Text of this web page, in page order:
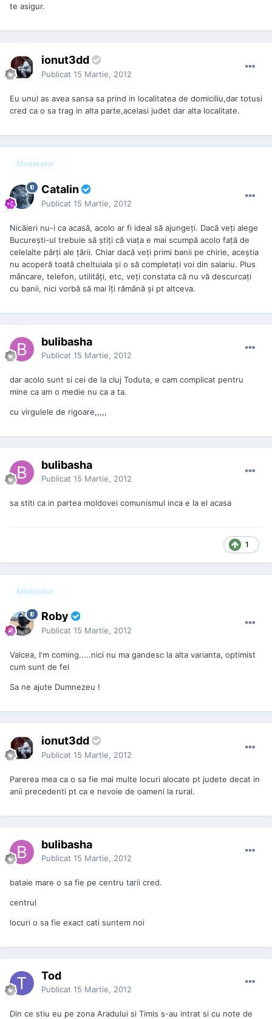
te asigur.
ionut3dd
Publicat 15 Martie, 2012
Eu unul as avea sansa sa prind in localitatea de domiciliu,dar totusi
cred ca o sa trag in alta parte,acelasi judet dar alta localitate.
Moderator
Catalin
Publicat 15 Martie, 2012
Nicăieri nu-i ca acasă, acolo ar fi ideal să ajungeți. Dacă veți alege
București-ul trebuie să știți că viața e mai scumpă acolo față de
celelalte părți ale țării. Chiar dacă veți primi banii pe chirie, aceștia
nu acoperă toată cheltuiala și o să completați voi din salariu. Plus
mâncare, telefon, utilități, etc, veți constata că nu vă descurcați
cu banii, nici vorbă să mai îți rămână și pt altceva.
bulibasha
Publicat 15 Martie, 2012
dar acolo sunt si cei de la cluj Toduta, e cam complicat pentru
mine ca am o medie nu ca a ta.
cu virgulele de rigoare,,,,,
bulibasha
Publicat 15 Martie, 2012
sa stiti ca in partea moldovei comunismul inca e la el acasa
1
Moderator
Roby
Publicat 15 Martie, 2012
Valcea, I'm coming.....nici nu ma gandesc la alta varianta, optimist
cum sunt de fel
Sa ne ajute Dumnezeu !
ionut3dd
Publicat 15 Martie, 2012
Parerea mea ca o sa fie mai multe locuri alocate pt judete decat in
anii precedenti pt ca e nevoie de oameni la rural.
bulibasha
Publicat 15 Martie, 2012
bataie mare o sa fie pe centru tarii cred.
centrul
locuri o sa fie exact cati suntem noi
Tod
Publicat 15 Martie, 2012
Din ce stiu eu pe zona Aradului si Timis s-au intrat si cu note de